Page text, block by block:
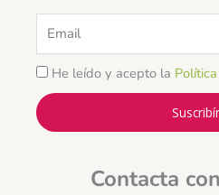
He leído y acepto la
Contacta